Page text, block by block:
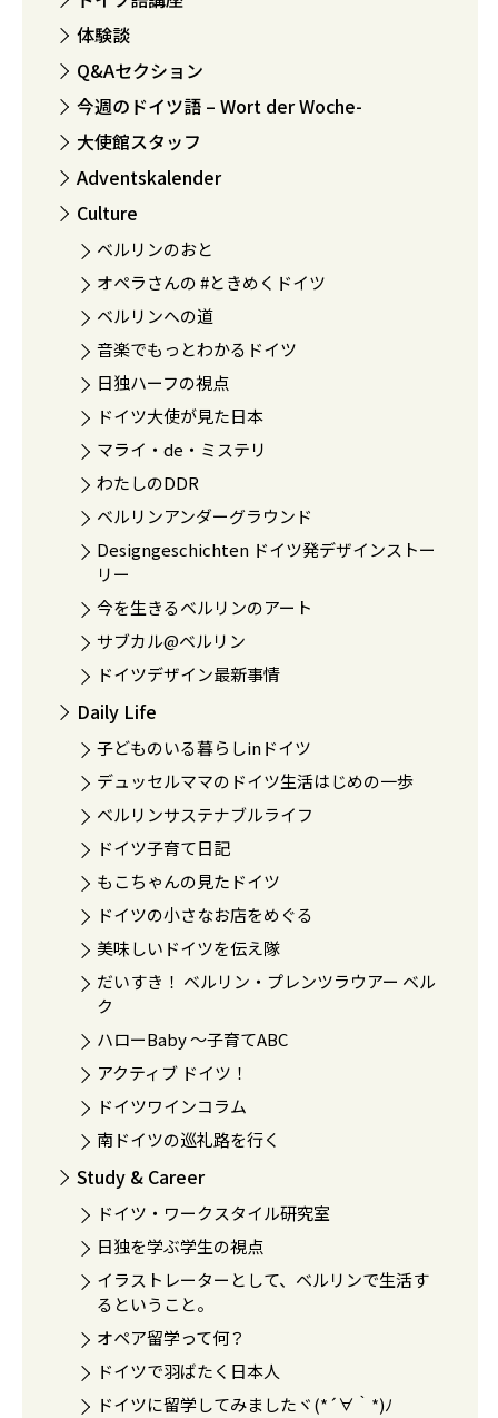
体験談
Q&Aセクション
今週のドイツ語 – Wort der Woche-
大使館スタッフ
Adventskalender
Culture
ベルリンのおと
オペラさんの #ときめくドイツ
ベルリンへの道
音楽でもっとわかるドイツ
日独ハーフの視点
ドイツ大使が見た日本
マライ・de・ミステリ
わたしのDDR
ベルリンアンダーグラウンド
Designgeschichten ドイツ発デザインストー
リー
今を生きるベルリンのアート
サブカル@ベルリン
ドイツデザイン最新事情
Daily Life
子どものいる暮らしinドイツ
デュッセルママのドイツ生活はじめの一歩
ベルリンサステナブルライフ
ドイツ子育て日記
もこちゃんの見たドイツ
ドイツの小さなお店をめぐる
美味しいドイツを伝え隊
だいすき！ ベルリン・プレンツラウアー ベル
ク
ハローBaby 〜子育てABC
アクティブ ドイツ！
ドイツワインコラム
南ドイツの巡礼路を行く
Study & Career
ドイツ・ワークスタイル研究室
日独を学ぶ学生の視点
イラストレーターとして、ベルリンで生活す
るということ。
オペア留学って何？
ドイツで羽ばたく日本人
ドイツに留学してみましたヾ(*´∀｀*)ﾉ